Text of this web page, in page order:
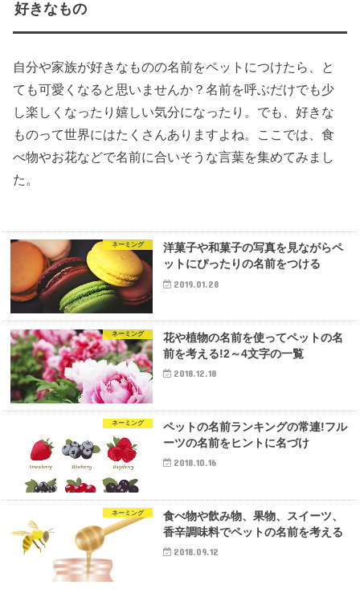
好きなもの
自分や家族が好きなものの名前をペットにつけたら、と
ても可愛くなると思いませんか？名前を呼ぶだけでも少
し楽しくなったり嬉しい気分になったり。でも、好きな
ものって世界にはたくさんありますよね。ここでは、食
べ物やお花などで名前に合いそうな言葉を集めてみまし
た。
ネーミング
洋菓子や和菓子の写真を見ながらペ
ットにぴったりの名前をつける
2019.01.28
ネーミング
花や植物の名前を使ってペットの名
前を考える!2～4文字の一覧
2018.12.18
ネーミング
ペットの名前ランキングの常連!フル
ーツの名前をヒントに名づけ
2018.10.16
ネーミング
食べ物や飲み物、果物、スイーツ、
香辛調味料でペットの名前を考える
2018.09.12